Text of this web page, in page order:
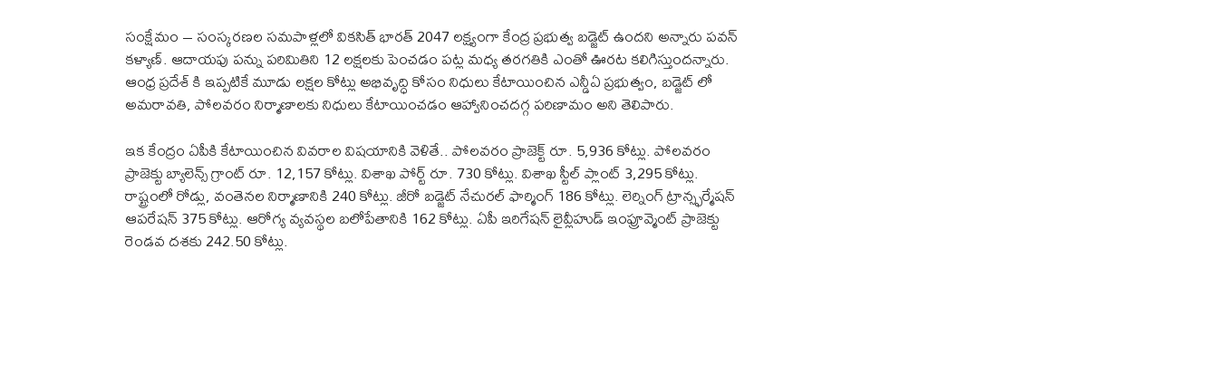
సంక్షేమం – సంస్కరణల సమపాళ్లలో వికసిత్ భారత్ 2047 లక్ష్యంగా కేంద్ర ప్రభుత్వ బడ్జెట్ ఉందని అన్నారు పవన్
కళ్యాణ్. ఆదాయపు పన్ను పరిమితిని 12 లక్షలకు పెంచడం పట్ల మధ్య తరగతికి ఎంతో ఊరట కలిగిస్తుందన్నారు.
ఆంధ్ర ప్రదేశ్ కి ఇప్పటికే మూడు లక్షల కోట్లు అభివృద్ధి కోసం నిధులు కేటాయించిన ఎన్డీఏ ప్రభుత్వం, బడ్జెట్ లో
అమరావతి, పోలవరం నిర్మాణాలకు నిధులు కేటాయించడం ఆహ్వానించదగ్గ పరిణామం అని తెలిపారు.
ఇక కేంద్రం ఏపీకి కేటాయించిన వివరాల విషయానికి వెళితే.. పోలవరం ప్రాజెక్ట్ రూ. 5,936 కోట్లు. పోలవరం
ప్రాజెక్టు బ్యాలెన్స్ గ్రాంట్ రూ. 12,157 కోట్లు. విశాఖ పోర్ట్ రూ. 730 కోట్లు. విశాఖ స్టీల్ ప్లాంట్ 3,295 కోట్లు.
రాష్ట్రంలో రోడ్లు, వంతెనల నిర్మాణానికి 240 కోట్లు. జీరో బడ్జెట్ నేచురల్ ఫార్మింగ్ 186 కోట్లు. లెర్నింగ్ ట్రాన్స్ఫర్మేషన్
ఆపరేషన్ 375 కోట్లు. ఆరోగ్య వ్యవస్థల బలోపేతానికి 162 కోట్లు. ఏపీ ఇరిగేషన్ లైవ్లీహుడ్ ఇంప్రూవ్మెంట్ ప్రాజెక్టు
రెండవ దశకు 242.50 కోట్లు.